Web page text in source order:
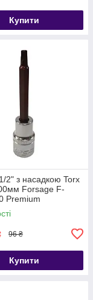
Купити
2" з насадкою Torx
Forsage F-
Premium
96 ₴
Купити